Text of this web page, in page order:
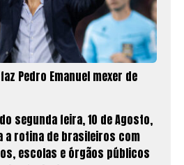
Pedro Emanuel mexer de
segunda feira, 10 de Agosto,
a rotina de brasileiros com
escolas e órgãos públicos